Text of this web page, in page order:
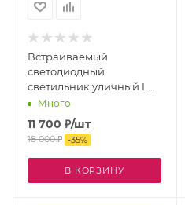
Встраиваемый
светодиодный
светильник уличный LD-
D016-B 220V LED
Много
11 700 ₽/шт
18 000₽ -35%
В КОРЗИНУ